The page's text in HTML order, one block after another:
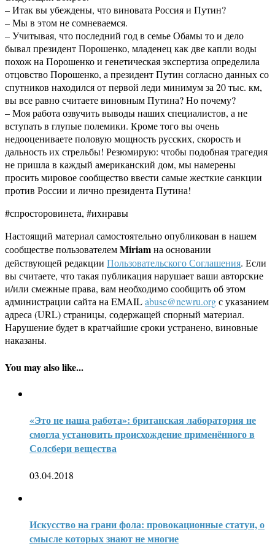
– Итак вы убеждены, что виновата Россия и Путин?
– Мы в этом не сомневаемся.
– Учитывая, что последний год в семье Обамы то и дело
бывал президент Порошенко, младенец как две капли воды
похож на Порошенко и генетическая экспертиза определила
отцовство Порошенко, а президент Путин согласно данных со
спутников находился от первой леди минимум за 20 тыс. км,
вы все равно считаете виновным Путина? Но почему?
– Моя работа озвучить выводы наших специалистов, а не
вступать в глупые полемики. Кроме того вы очень
недооцениваете половую мощность русских, скорость и
дальность их стрельбы! Резюмирую: чтобы подобная трагедия
не пришла в каждый американский дом, мы намерены
просить мировое сообщество ввести самые жесткие санкции
против России и лично президента Путина!
#спросторовинета, #ихнравы
Настоящий материал самостоятельно опубликован в нашем
сообществе пользователемMiriamна основании
действующей редакции Пользовательского Соглашения. Если
вы считаете, что такая публикация нарушает ваши авторские
и/или смежные права, вам необходимо сообщить об этом
администрации сайта на EMAILabuse@newru.orgс указанием
адреса (URL) страницы, содержащей спорный материал.
Нарушение будет в кратчайшие сроки устранено, виновные
наказаны.
You may also like...
«Это не наша работа»: британская лаборатория не
смогла установить происхождение применённого в
Солсбери вещества
03.04.2018
Искусство на грани фола: провокационные статуи, о
смысле которых знают не многие